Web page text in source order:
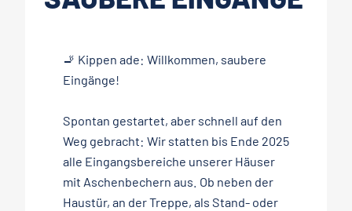
🚬 Kippen ade: Willkommen, saubere
Eingänge!
Spontan gestartet, aber schnell auf den
Weg gebracht: Wir statten bis Ende 2025
alle Eingangsbereiche unserer Häuser
mit Aschenbechern aus. Ob neben der
Haustür, an der Treppe, als Stand- oder